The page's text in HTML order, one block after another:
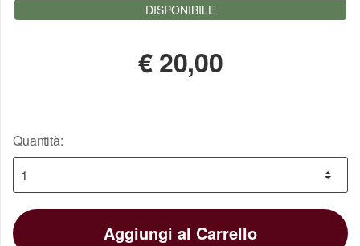
DISPONIBILE
€20,00
Quantità:
Aggiungi al Carrello